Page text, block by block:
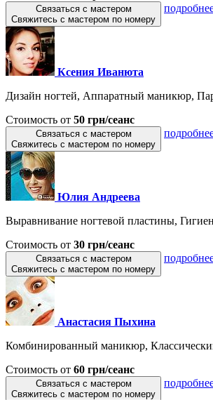
Связаться с мастером
Свяжитесь с мастером по номеру
Ксения Иванюта
Дизайн ногтей, Аппаратный маникюр,
Стоимость от 50 грн/сеанс
Связаться с мастером
Свяжитесь с мастером по номеру
Юлия Андреева
Выравнивание ногтевой пластины,
Стоимость от 30 грн/сеанс
Связаться с мастером
Свяжитесь с мастером по номеру
Анастасия Пыхина
Комбинированный маникюр,
Стоимость от 60 грн/сеанс
Связаться с мастером
Свяжитесь с мастером по номеру